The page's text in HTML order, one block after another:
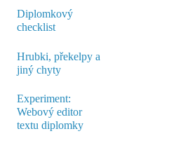
Diplomkový
checklist
Hrubki, překelpy a
jiný chyty
Experiment:
Webový editor
textu diplomky